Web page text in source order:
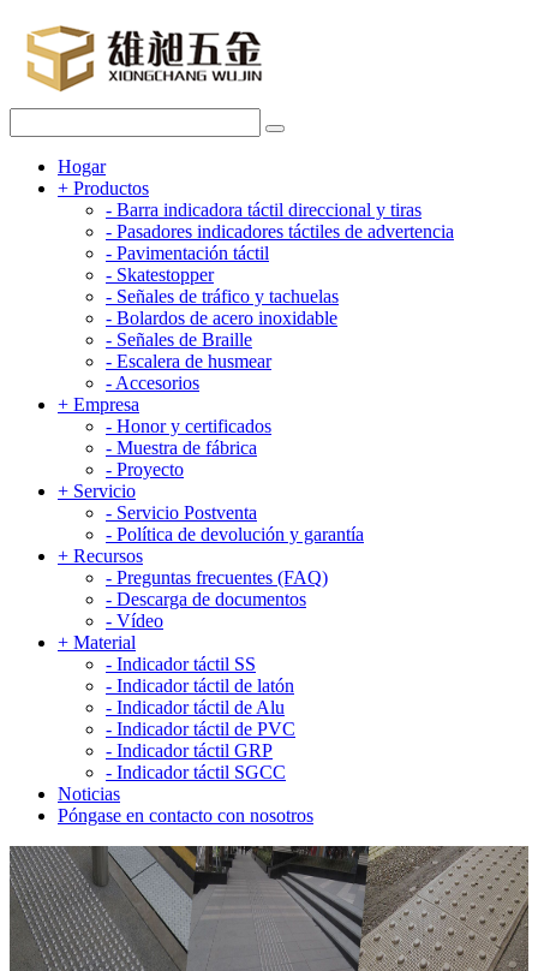
Hogar
+ Productos
- Barra indicadora táctil direccional y tiras
- Pasadores indicadores táctiles de advertencia
- Pavimentación táctil
- Skatestopper
- Señales de tráfico y tachuelas
- Bolardos de acero inoxidable
- Señales de Braille
- Escalera de husmear
- Accesorios
+ Empresa
- Honor y certificados
- Muestra de fábrica
- Proyecto
+ Servicio
- Servicio Postventa
- Política de devolución y garantía
+ Recursos
- Preguntas frecuentes (FAQ)
- Descarga de documentos
- Vídeo
+ Material
- Indicador táctil SS
- Indicador táctil de latón
- Indicador táctil de Alu
- Indicador táctil de PVC
- Indicador táctil GRP
- Indicador táctil SGCC
Noticias
Póngase en contacto con nosotros